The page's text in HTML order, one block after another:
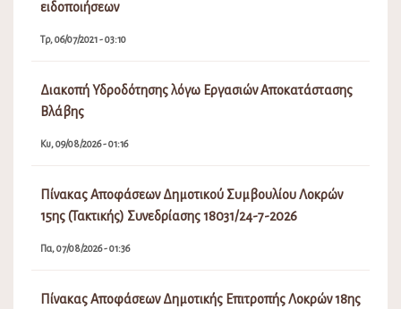
ειδοποιήσεων
Τρ, 06/07/2021 - 03:10
Διακοπή Υδροδότησης λόγω Εργασιών Αποκατάστασης
Βλάβης
Κυ, 09/08/2026 - 01:16
Πίνακας Αποφάσεων Δημοτικού Συμβουλίου Λοκρών
15ης (Τακτικής) Συνεδρίασης 18031/24-7-2026
Πα, 07/08/2026 - 01:36
Πίνακας Αποφάσεων Δημοτικής Επιτροπής Λοκρών 18ης